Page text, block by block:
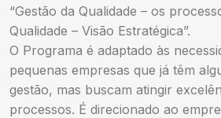
“Gestão da Qualidade – os
Qualidade – Visão Estratégica”.
O Programa é adaptado às
pequenas empresas que já têm
gestão, mas buscam atingir
processos. É direcionado ao